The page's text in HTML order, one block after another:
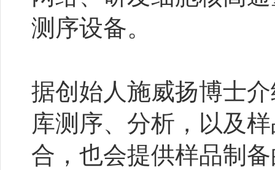
测序设备。
据创始人施威扬博士
库测序、分析，以及
合，也会提供样品制